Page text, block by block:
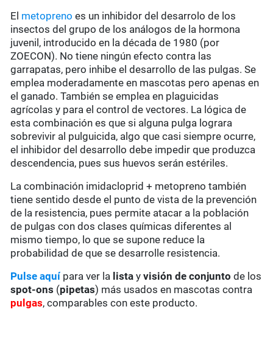
El metopreno es un inhibidor del desarrolo de los
insectos del grupo de los análogos de la hormona
juvenil, introducido en la década de 1980 (por
ZOECON). No tiene ningún efecto contra las
garrapatas, pero inhibe el desarrollo de las pulgas. Se
emplea moderadamente en mascotas pero apenas en
el ganado. También se emplea en plaguicidas
agrícolas y para el control de vectores. La lógica de
esta combinación es que si alguna pulga lograra
sobrevivir al pulguicida, algo que casi siempre ocurre,
el inhibidor del desarrollo debe impedir que produzca
descendencia, pues sus huevos serán estériles.
La combinación imidacloprid + metopreno también
tiene sentido desde el punto de vista de la prevención
de la resistencia, pues permite atacar a la población
de pulgas con dos clases químicas diferentes al
mismo tiempo, lo que se supone reduce la
probabilidad de que se desarrolle resistencia.
Pulse aquípara ver la lista yvisión de conjunto de los
spot-ons (pipetas) más usados en mascotas contra
pulgas, comparables con este producto.